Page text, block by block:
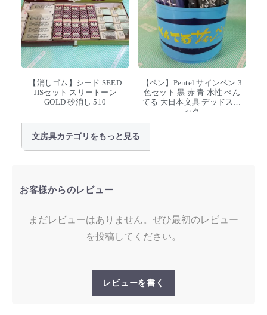
【消しゴム】シード SEED
JISセット スリートーン
GOLD 砂消し 510
【ペン】Pentel サインペン 3
色セット 黒 赤 青 水性 ぺん
てる 大日本文具 デッドスト
ック
文房具カテゴリをもっと見る
お客様からのレビュー
まだレビューはありません。ぜひ最初のレビュー
を投稿してください。
レビューを書く